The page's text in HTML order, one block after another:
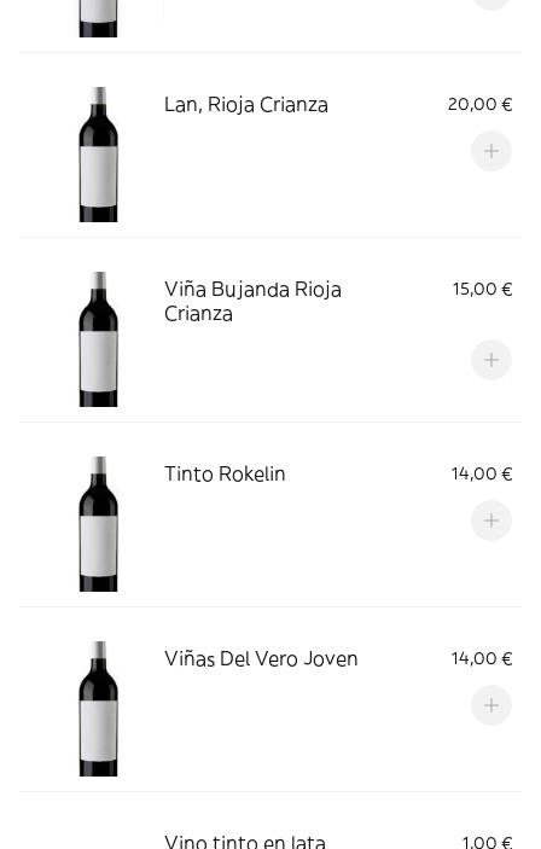
Lan, Rioja Crianza 20,00 €
Viña Bujanda Rioja
Crianza
15,00 €
Tinto Rokelin 14,00 €
Viñas Del Vero Joven 14,00 €
Vino tinto en lata 1,00 €